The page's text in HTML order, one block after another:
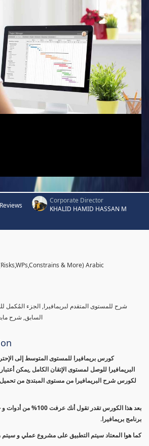
Reviews
Corporate Director
KHALID HAMID HASSAN M
& More) Arabic
شرح للمستوى المتقدم لبريمافيرا, الجزء
السابق, شرح
كورس بريمافيرا للمستوى المتوسط إلى
البريمافيرا للوصل لمستوى الإتقان الكامل ,يمكن
لكورس شرح البريمافيرا من مستوى المبتدئ من
بعد هذا الكورس تقدر تقول
برنامج بريمافيرا.
كما هوا المعتاد سيتم التطبيق على مشروع عملي و سيتم